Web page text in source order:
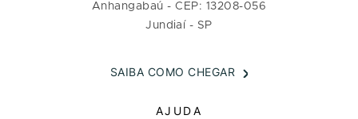
Anhangabaú - CEP: 13208-056
Jundiaí - SP
SAIBA COMO CHEGAR
AJUDA